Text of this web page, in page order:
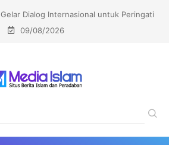
Dialog Internasional untuk Peringati
Pembakaran Masjidil Aqsha
09/08/2026